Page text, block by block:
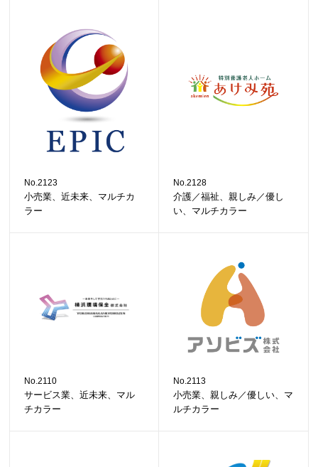
No.2123
小売業、近未来、マルチカ
ラー
No.2128
介護／福祉、親しみ／優し
い、マルチカラー
No.2110
サービス業、近未来、マル
チカラー
No.2113
小売業、親しみ／優しい、マ
ルチカラー